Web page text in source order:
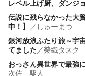
レベル上げ厨、ダンジ
伝説に残らなかった大
中！】 ／ しゅーまつ
銀河放浪ふたり旅～宇
てました／榮織タスク
おっさん異世界で最強
次佐 駆人